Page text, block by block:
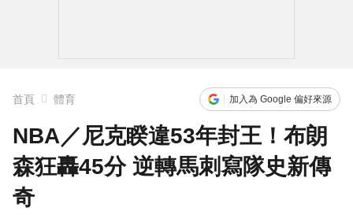
首頁 體育 加入為 Google 偏好來源
NBA／尼克睽違53年封王！布朗
森狂轟45分 逆轉馬刺寫隊史新傳
奇